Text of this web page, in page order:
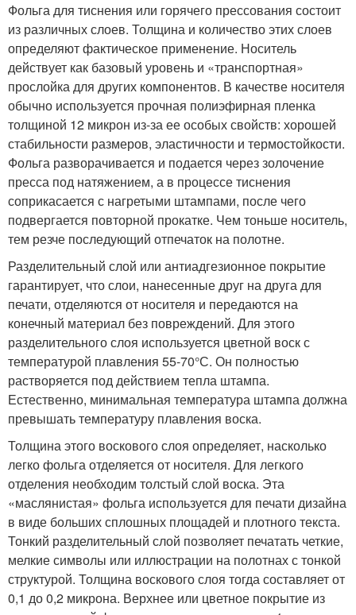
Фольга для тиснения или горячего прессования состоит
из различных слоев. Толщина и количество этих слоев
определяют фактическое применение. Носитель
действует как базовый уровень и «транспортная»
прослойка для других компонентов. В качестве носителя
обычно используется прочная полиэфирная пленка
толщиной 12 микрон из-за ее особых свойств: хорошей
стабильности размеров, эластичности и термостойкости.
Фольга разворачивается и подается через золочение
пресса под натяжением, а в процессе тиснения
соприкасается с нагретыми штампами, после чего
подвергается повторной прокатке. Чем тоньше носитель,
тем резче последующий отпечаток на полотне.
Разделительный слой или антиадгезионное покрытие
гарантирует, что слои, нанесенные друг на друга для
печати, отделяются от носителя и передаются на
конечный материал без повреждений. Для этого
разделительного слоя используется цветной воск с
температурой плавления 55-70°С. Он полностью
растворяется под действием тепла штампа.
Естественно, минимальная температура штампа должна
превышать температуру плавления воска.
Толщина этого воскового слоя определяет, насколько
легко фольга отделяется от носителя. Для легкого
отделения необходим толстый слой воска. Эта
«маслянистая» фольга используется для печати дизайна
в виде больших сплошных площадей и плотного текста.
Тонкий разделительный слой позволяет печатать четкие,
мелкие символы или иллюстрации на полотнах с тонкой
структурой. Толщина воскового слоя тогда составляет от
0,1 до 0,2 микрона. Верхнее или цветное покрытие из